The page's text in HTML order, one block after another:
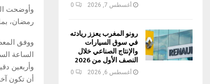
وأوضحت
رمضان،
ووفق
الساعة
وأربعين
أن تكون
أغسطس 7, 2026 0
رونو المغرب يعزز ريادته
في سوق السيارات
والإنتاج الصناعي خلال
النصف الأول من 2026
أغسطس 6, 2026 0